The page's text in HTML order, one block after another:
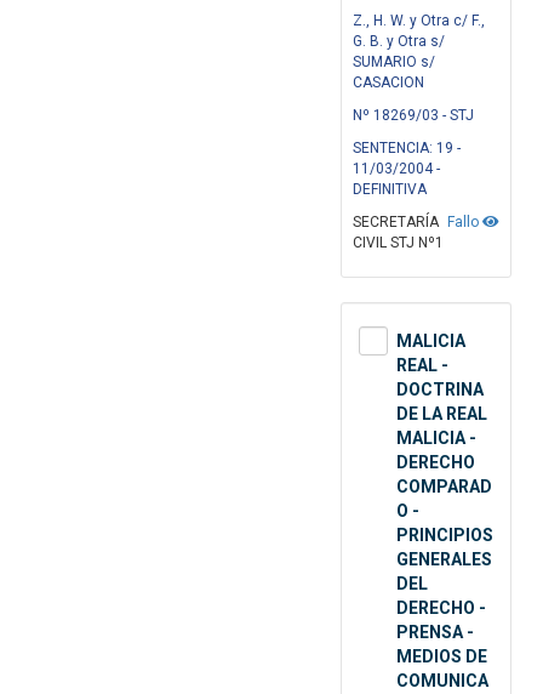
Z., H. W. y Otra c/ F.,
G. B. y Otra s/
SUMARIO s/
CASACION
Nº 18269/03 - STJ
SENTENCIA: 19 -
11/03/2004 -
DEFINITIVA
Fallo
SECRETARÍA
CIVIL STJ Nº1
MALICIA
REAL -
DOCTRINA
DE LA REAL
MALICIA -
DERECHO
COMPARAD
O -
PRINCIPIOS
GENERALES
DEL
DERECHO -
PRENSA -
MEDIOS DE
COMUNICA